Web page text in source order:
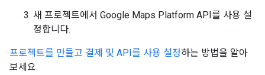
새 프로젝트에서 Google Maps Platform API를 사용 설
정합니다.
프로젝트를 만들고 결제 및 API를 사용 설정하는 방법을 알아
보세요.